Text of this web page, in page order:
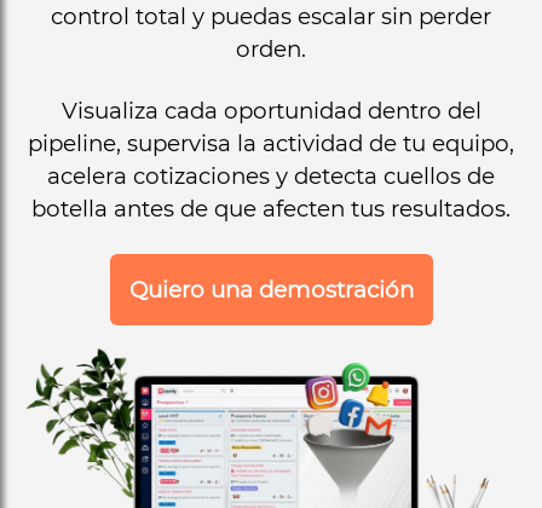
control total y puedas escalar sin perder
orden.
Visualiza cada oportunidad dentro del
pipeline, supervisa la actividad de tu equipo,
acelera cotizaciones y detecta cuellos de
botella antes de que afecten tus resultados.
Quiero una demostración